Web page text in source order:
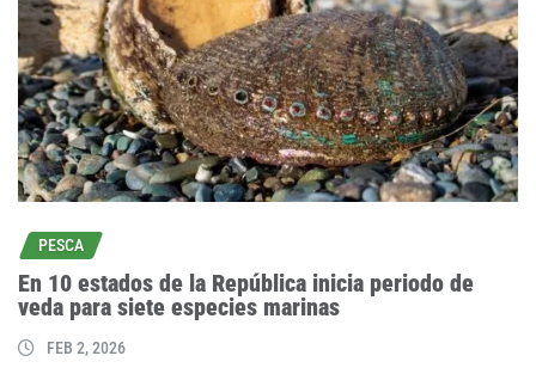
PESCA
En 10 estados de la República inicia periodo de
veda para siete especies marinas
FEB 2, 2026